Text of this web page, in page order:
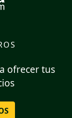
ofrecer tus